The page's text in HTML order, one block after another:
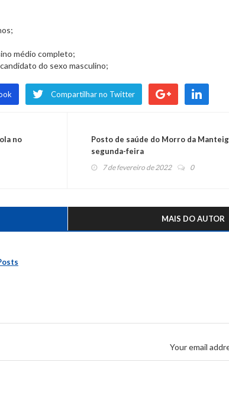
médio completo;
do sexo masculino;
Compartilhar no Twitter
no
Posto de saúde do Morro da
segunda-feira
7 de fevereiro de 2022 0
MAIS DO AUTOR
Your email